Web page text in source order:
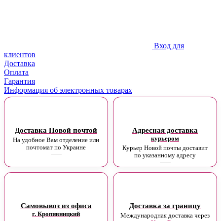
Вход для
клиентов
Доставка
Оплата
Гарантия
Информация об электронных товарах
Доставка Новой почтой
На удобное Вам отделение или
почтомат по Украине
Адресная доставка
курьером
Курьер Новой почты доставит
по указанному адресу
Самовывоз из офиса
г. Кропивницкий
Доставка за границу
Международная доставка через